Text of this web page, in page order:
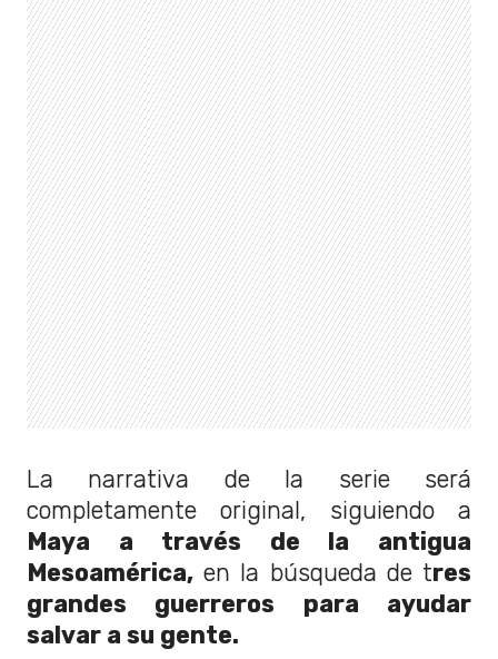
La narrativa de la serie será
completamente original, siguiendo a
Maya a través de la antigua
Mesoamérica, en la búsqueda de tres
grandes guerreros para ayudar
salvar a su gente.